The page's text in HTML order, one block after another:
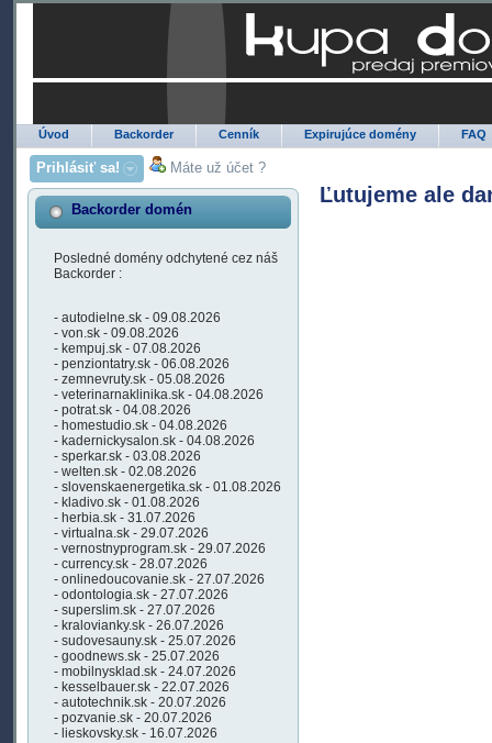
Úvod Backorder Cenník Expirujúce domény FAQ
Prihlásiť sa! Máte už účet ?
Backorder domén
Posledné domény odchytené cez náš
Backorder :
- autodielne.sk - 09.08.2026
- von.sk - 09.08.2026
- kempuj.sk - 07.08.2026
- penziontatry.sk - 06.08.2026
- zemnevruty.sk - 05.08.2026
- veterinarnaklinika.sk - 04.08.2026
- potrat.sk - 04.08.2026
- homestudio.sk - 04.08.2026
- kadernickysalon.sk - 04.08.2026
- sperkar.sk - 03.08.2026
- welten.sk - 02.08.2026
- slovenskaenergetika.sk - 01.08.2026
- kladivo.sk - 01.08.2026
- herbia.sk - 31.07.2026
- virtualna.sk - 29.07.2026
- vernostnyprogram.sk - 29.07.2026
- currency.sk - 28.07.2026
- onlinedoucovanie.sk - 27.07.2026
- odontologia.sk - 27.07.2026
- superslim.sk - 27.07.2026
- kralovianky.sk - 26.07.2026
- sudovesauny.sk - 25.07.2026
- goodnews.sk - 25.07.2026
- mobilnysklad.sk - 24.07.2026
- kesselbauer.sk - 22.07.2026
- autotechnik.sk - 20.07.2026
- pozvanie.sk - 20.07.2026
- lieskovsky.sk - 16.07.2026
Ľutujeme ale